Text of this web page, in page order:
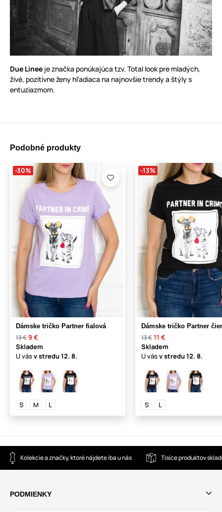
Due Linee je značka ponúkajúca tzv. Total look pre mladých,
živé, pozitívne ženy hľadiaca na najnovšie trendy a štýly s
entuziazmom.
Podobné produkty
-30%
Dámske tričko Partner fialová
13 €9 €
Skladem
U vásv stredu12. 8.
S M L
-13%
Dámske tričko Partner
13 €11 €
Skladem
U vásv stredu12. 8.
S L
Kolekcie a značky, ktoré nájdete iba u nás Tisíce produktov
PODMIENKY